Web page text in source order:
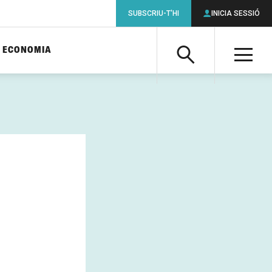
Cerca
ECONOMIA
SUBSCRIU-T'HI INICIA SESSIÓ